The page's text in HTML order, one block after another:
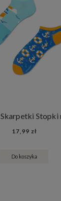
17,99 zł
Do koszyka